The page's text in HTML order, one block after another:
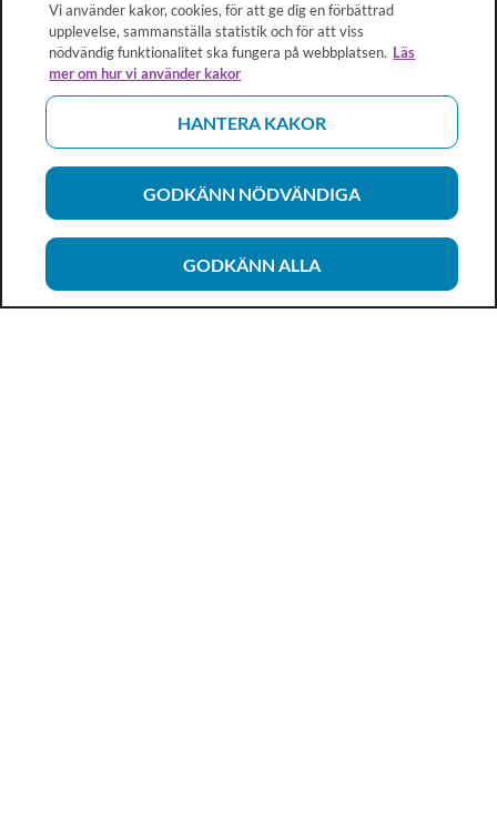
Vi använder kakor, cookies, för att ge dig en förbättrad
upplevelse, sammanställa statistik och för att viss
nödvändig funktionalitet ska fungera på webbplatsen. Läs
mer om hur vi använder kakor
HANTERA KAKOR
GODKÄNN NÖDVÄNDIGA
GODKÄNN ALLA